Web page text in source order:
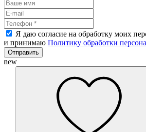
Я даю согласие на обработку моих
и принимаю Политику обработки
Отправить
new